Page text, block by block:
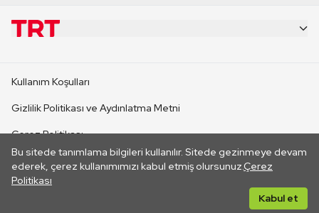
Bu sitede tanımlama bilgileri kullanılır. Sitede gezinmeye devam
ederek, çerez kullanımımızı kabul etmiş olursunuz.Çerez
Politikası
Kabul et
CANLI YAYINLAR
Kullanım Koşulları
Gizlilik Politikası ve Aydınlatma Metni
Çerez Politikası
İletişim
Her hakkı saklıdır. ©2026 TRT. Bağlantı yoluyla gidilen dış